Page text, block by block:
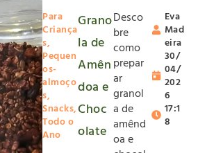
Para
Criança
s,
Pequen
os-
almoço
s,
Snacks,
Todo o
Ano
Grano
la de
Amên
doa e
Choc
olate
Desco
bre
como
prepar
ar
granol
a de
amênd
oa e
Eva
Mad
eira
30/
04/
202
6
17:1
8